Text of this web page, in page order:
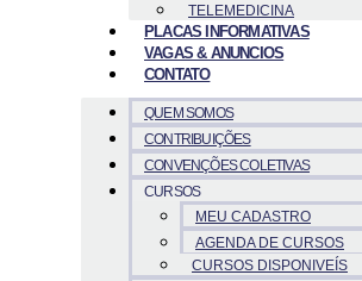
TELEMEDICINA
PLACAS INFORMATIVAS
VAGAS & ANUNCIOS
CONTATO
QUEM SOMOS
CONTRIBUIÇÕES
CONVENÇÕES COLETIVAS
CURSOS
MEU CADASTRO
AGENDA DE CURSOS
CURSOS DISPONIVEÍS